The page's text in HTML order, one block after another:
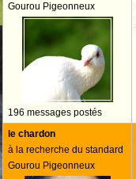
Gourou Pigeonneux
196 messages postés
le chardon
à la recherche du standard
Gourou Pigeonneux